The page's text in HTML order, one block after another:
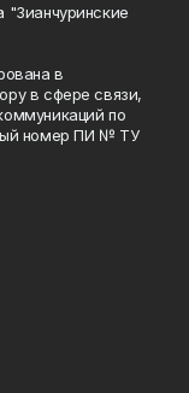
"Зианчуринские
в
в сфере связи,
по
номер ПИ № ТУ